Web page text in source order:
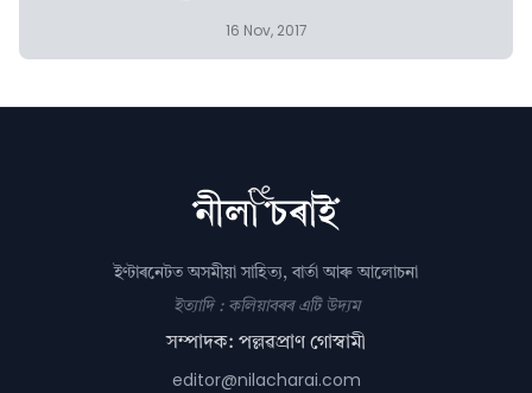
16 Nov, 2017
ইণ্টাৰনেটত অসমীয়া সাহিত্য, বাৰ্তা আৰু আলোচনা
ইত্যাদি : কলিয়াবৰৰ এটি উদ্যম
সম্পাদক: পল্লৱপ্ৰাণ গোস্বামী
editor@nilacharai.com